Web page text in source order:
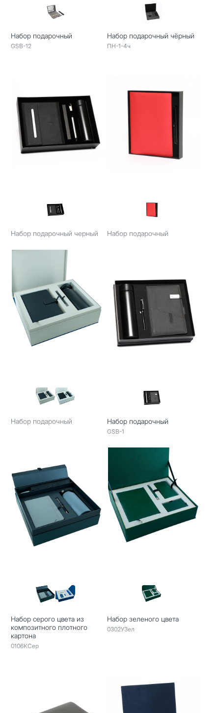
Набор подарочный
GSB-12
Набор подарочный чёрный
ПН-1-4ч
Набор подарочный черный Набор подарочный
Набор подарочный Набор подарочный
GSB-1
Набор серого цвета из
композитного плотного
картона
0106КСер
Набор зеленого цвета
0302УЗел